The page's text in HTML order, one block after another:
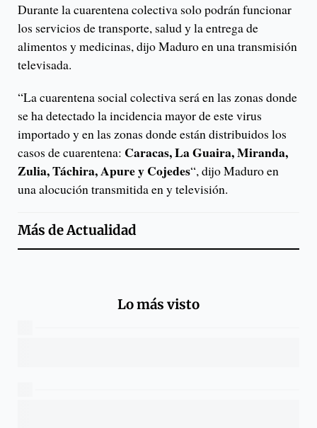
Durante la cuarentena colectiva solo podrán funcionar
los servicios de transporte, salud y la entrega de
alimentos y medicinas, dijo Maduro en una transmisión
televisada.
“La cuarentena social colectiva será en las zonas donde
se ha detectado la incidencia mayor de este virus
importado y en las zonas donde están distribuidos los
casos de cuarentena: Caracas, La Guaira, Miranda,
Zulia, Táchira, Apure y Cojedes“, dijo Maduro en
una alocución transmitida en y televisión.
Más deActualidad
Lo más visto